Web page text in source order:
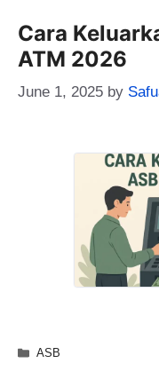
Cara
ATM 2026
June 1, 2025 by
Categories
ASB